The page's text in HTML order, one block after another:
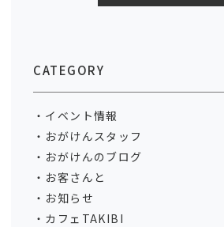
CATEGORY
イベント情報
おがけんスタッフ
おがけんのブログ
お客さんと
お知らせ
カフェTAKIBI